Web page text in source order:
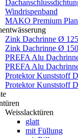
Windrispenband
MAKO Premium
Zink Dachrinne Ø
Zink Dachrinne Ø
PREFA Alu
PREFA Alu
Protektor Kunststoff
Protektor Kunststoff
Weisslacktüren
glatt
mit Füllung